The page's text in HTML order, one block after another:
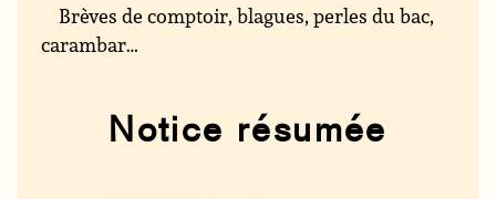
Brèves de comptoir, blagues, perles du bac,
carambar…
Notice résumée